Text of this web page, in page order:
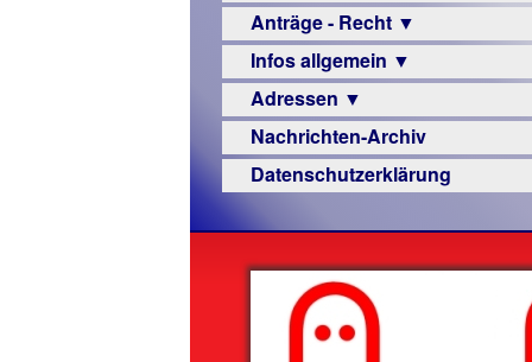
Veranstaltungsprogramme
Anträge - Recht ▼
Archiv
Urteile
Infos allgemein ▼
Sehbehinderung
Frühförderung
Schule
–
Beruf
Senioren
Hilfsmittel
Adressen ▼
Augenoptiker
Berufsbildungswerke
Hörbüchereien
Reha-
Nachrichten-Archiv
Datenschutzerklärung